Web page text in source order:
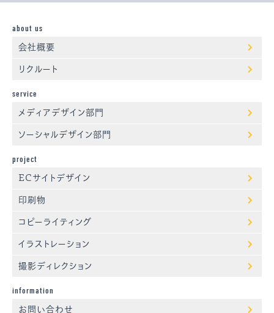
about us
会社概要
リクルート
service
メディアデザイン部門
ソーシャルデザイン部門
project
ECサイトデザイン
印刷物
コピーライティング
イラストレーション
撮影ディレクション
information
お問い合わせ